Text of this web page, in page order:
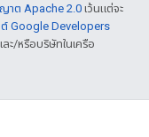
าต Apache 2.0เว้นแต่จะ
ต์ Google Developers
ะ/หรือบริษัทในเครือ